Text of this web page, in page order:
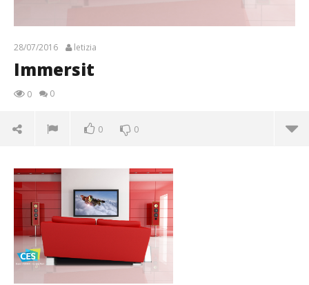
28/07/2016 letizia
Immersit
0 0
0 0
28/07/2016
letizia